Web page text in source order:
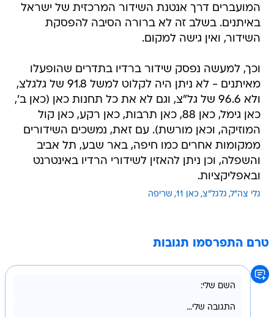
המועברים דרך אנטנת השידור המרכזית של ישראל
באיתנים. בשלב זה לא ברורה הסיבה להפסקת
השידור, ואין גישה למקום.
וכך, למעשה נפסק שידור ברדיו בתדרים שהופעלו
מאיתנים - לא ניתן היה לקלוט למשל 91.8 של גלגלצ,
ולא 96.6 של גל"צ, וגם לא את כל תחנות כאן (כאן ב',
כאן גימל, כאן 88, כאן תרבות, כאן רקע, כאן קול
המוזיקה, וכאן מורשת). עם זאת, נמשכים השידורים
ממקומות אחרים כמו חיפה, באר שבע, תל אביב
והשפלה, וכן ניתן להאזין לשידורי הרדיו באינטרנט
ובאפליקציות.
גלי צה"ל גלגל"צ כאן 11 שריפה
טרם התפרסמו תגובות